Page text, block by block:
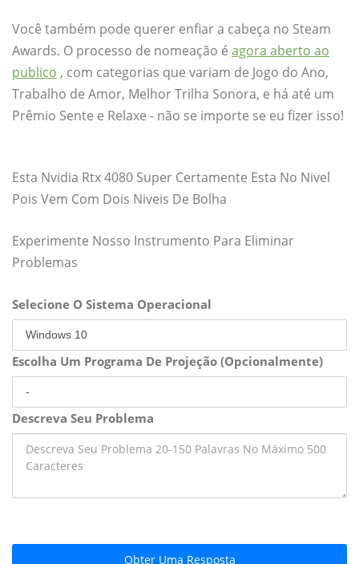
Você também pode querer enfiar a cabeça no Steam
Awards. O processo de nomeação é agora aberto ao
publico , com categorias que variam de Jogo do Ano,
Trabalho de Amor, Melhor Trilha Sonora, e há até um
Prêmio Sente e Relaxe - não se importe se eu fizer isso!
Esta Nvidia Rtx 4080 Super Certamente Esta No Nivel
Pois Vem Com Dois Niveis De Bolha
Experimente Nosso Instrumento Para Eliminar
Problemas
Selecione O Sistema Operacional
Escolha Um Programa De Projeção (Opcionalmente)
Descreva Seu Problema
Obter Uma Resposta